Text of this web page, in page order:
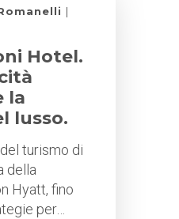
Hotel.
la
lusso.
turismo di
della
Hyatt, fino
per…